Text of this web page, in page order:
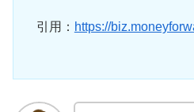
引用： https://